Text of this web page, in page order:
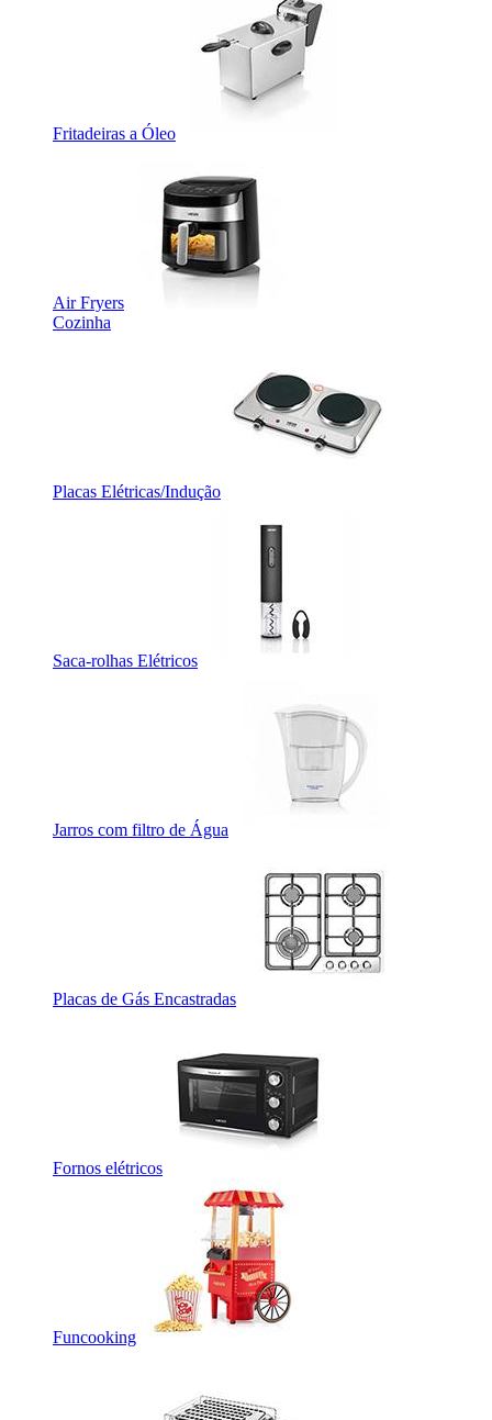
Fritadeiras a Óleo
Air Fryers
Cozinha
Placas Elétricas/Indução
Saca-rolhas Elétricos
Jarros com filtro de Água
Placas de Gás Encastradas
Fornos elétricos
Funcooking